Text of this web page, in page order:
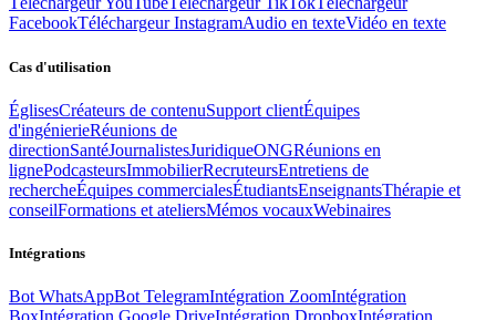
FacebookTéléchargeur InstagramAudio en texteVidéo en texte
Cas d'utilisation
ÉglisesCréateurs de contenuSupport clientÉquipes
d'ingénierieRéunions de
directionSantéJournalistesJuridiqueONGRéunions en
lignePodcasteursImmobilierRecruteursEntretiens de
rechercheÉquipes commercialesÉtudiantsEnseignantsThérapie et
conseilFormations et ateliersMémos vocauxWebinaires
Intégrations
Bot WhatsAppBot TelegramIntégration ZoomIntégration